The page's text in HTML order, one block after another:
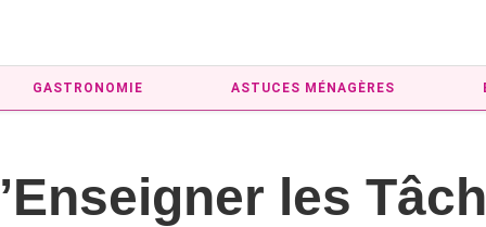
GASTRONOMIE ASTUCES MÉNAGÈRES
les